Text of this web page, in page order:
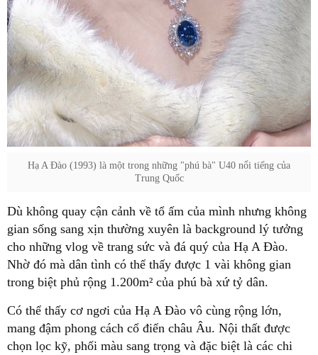
Hạ A Đào (1993) là một trong những "phú bà" U40 nổi tiếng của
Trung Quốc
Dù không quay cận cảnh về tổ ấm của mình nhưng không
gian sống sang xịn thường xuyên là background lý tưởng
cho những vlog về trang sức và đá quý của Hạ A Đào.
Nhờ đó mà dân tình có thể thấy được 1 vài không gian
trong biệt phủ rộng 1.200m² của phú bà xứ tỷ dân.
Có thể thấy cơ ngơi của Hạ A Đào vô cùng rộng lớn,
mang đậm phong cách cổ điển châu Âu. Nội thất được
chọn lọc kỹ, phối màu sang trọng và đặc biệt là các chi